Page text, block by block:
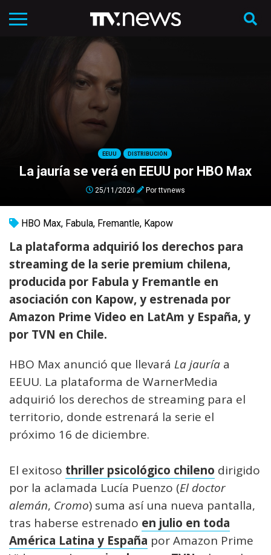
EEUU DISTRIBUCIÓN
La jauría se verá en EEUU por HBO Max
25/11/2020 Porttvnews
HBO Max, Fabula, Fremantle, Kapow
La plataforma adquirió los derechos para
streaming de la serie premium chilena,
producida por Fabula y Fremantle en
asociación con Kapow, y estrenada por
Amazon Prime Video en LatAm y España, y
por TVN en Chile.
HBO Max anunció que llevará La jauría a
EEUU. La plataforma de WarnerMedia
adquirió los derechos de streaming para el
territorio, donde estrenará la serie el
próximo 16 de diciembre.
El exitoso thriller psicológico chileno dirigido
por la aclamada Lucía Puenzo (El doctor
alemán, Cromo) suma así una nueva pantalla,
tras haberse estrenado en julio en toda
América Latina y España por Amazon Prime